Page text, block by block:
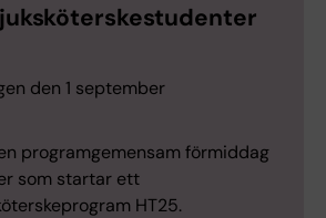
den 1 september
programgemensam förmiddag
som startar ett
HT25.